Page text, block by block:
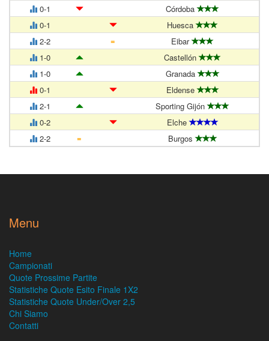
0-1
Córdoba
0-1
Huesca
2-2
=
Eibar
1-0
Castellón
1-0
Granada
0-1
Eldense
2-1
Sporting Gijón
0-2
Elche
2-2
= Burgos
Menu
Home
Campionati
Quote Prossime Partite
Statistiche Quote Esito Finale 1X2
Statistiche Quote Under/Over 2,5
Chi Siamo
Contatti